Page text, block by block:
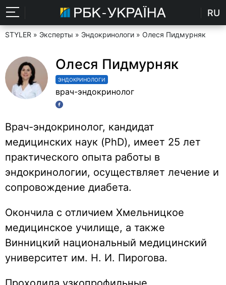
RU
STYLER » Эксперты » Эндокринологи » Олеся Пидмурняк
Олеся Пидмурняк
ЭНДОКРИНОЛОГИ
врач-эндокринолог
Врач-эндокринолог, кандидат
медицинских наук (PhD), имеет 25 лет
практического опыта работы в
эндокринологии, осуществляет лечение и
сопровождение диабета.
Окончила с отличием Хмельницкое
медицинское училище, а также
Винницкий национальный медицинский
университет им. Н. И. Пирогова.